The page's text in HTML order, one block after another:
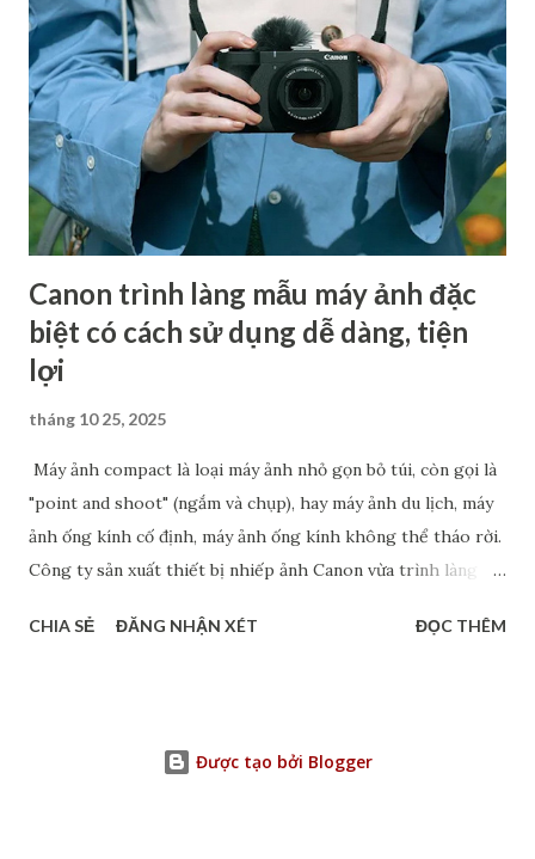
các sản phẩm đình đám như từ EOS R1 và EOS R5 Mark II
năm ngoái đến PowerShot V1 và EOS R50 V ra mắt năm nay,
nhiều diễn đàn đồn đoán rằng máy ảnh tiếp theo Canon sẽ
cho ra mắt khả năng cao là Canon EOS R7 Mark II. Đa số các
thông tin cung cấp đều cho rằng R7 Mark II sẽ là một chiếc
máy ảnh có hiệu suất mạnh mẽ, sở hữu cảm biến độ phân...
Canon trình làng mẫu máy ảnh đặc
biệt có cách sử dụng dễ dàng, tiện
lợi
tháng 10 25, 2025
Máy ảnh compact là loại máy ảnh nhỏ gọn bỏ túi, còn gọi là
"point and shoot" (ngắm và chụp), hay máy ảnh du lịch, máy
ảnh ống kính cố định, máy ảnh ống kính không thể tháo rời.
Công ty sản xuất thiết bị nhiếp ảnh Canon vừa trình làng
cuối tháng 4/2025. Đây là phiên bản tiếp theo của
compact là loại máy ảnh nhỏ gọn bỏ túi, còn gọi là "point
CHIA SẺ ĐĂNG NHẬN XÉT ĐỌC THÊM
Được tạo bởi Blogger